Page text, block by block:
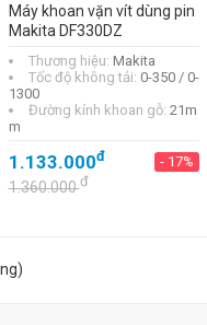
Máy khoan vặn vít dùng pin
Makita DF330DZ
Thương hiệu: Makita
Tốc độ không tải: 0-350 / 0-
1300
Đường kính khoan gỗ: 21m
m
1.133.000đ - 17%
1.360.000đ